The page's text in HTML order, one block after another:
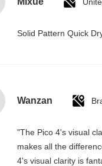
Solid Pattern Quick
Wanzan
"The Pico 4's visual
makes all the
4's visual clarity is